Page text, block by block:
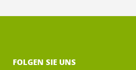
FOLGEN SIE UNS